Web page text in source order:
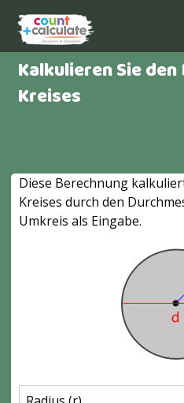
Kalkulieren Sie
Kreises
Diese Berechnung
Kreises durch den
Umkreis als Eingabe.